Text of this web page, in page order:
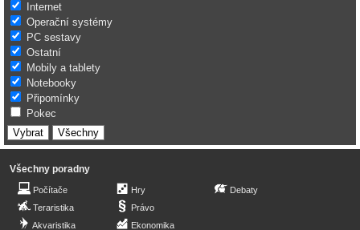
Internet
Operační systémy
PC sestavy
Ostatní
Mobily a tablety
Notebooky
Připomínky
Pokec
Všechny poradny
Počítače
Teraristika
Akvaristika
Hry
Právo
Ekonomika
Debaty